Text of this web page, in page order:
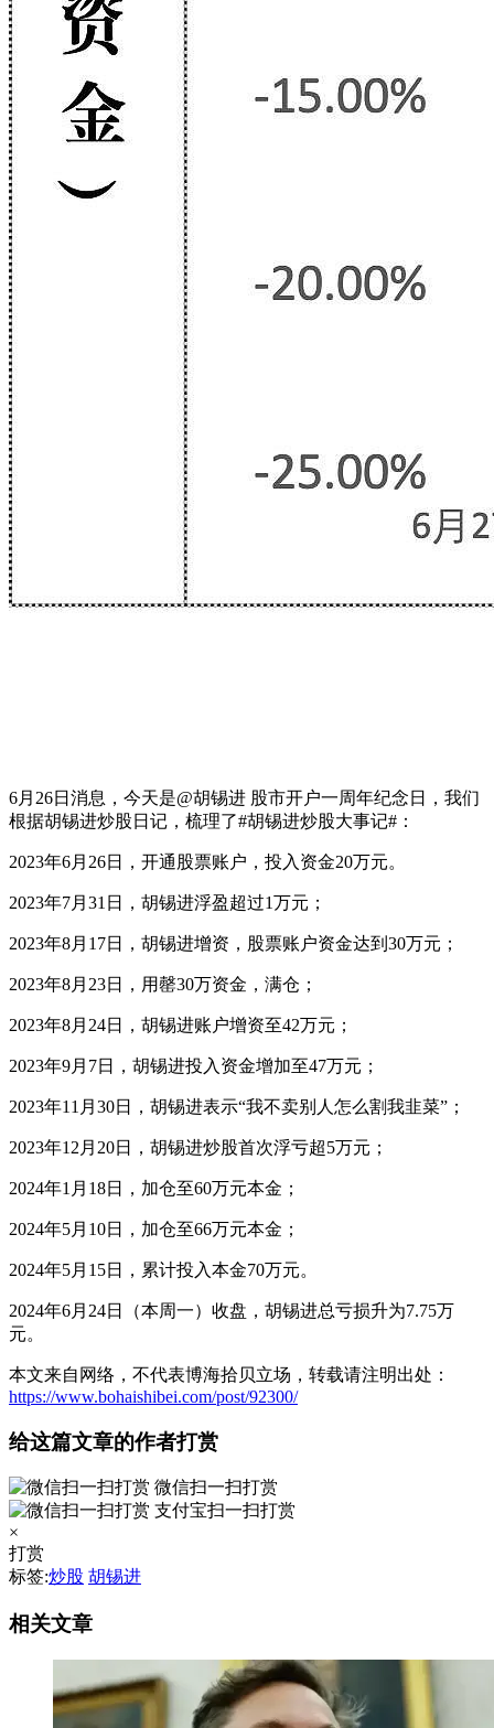
6月26日消息，今天是@胡锡进 股市开户一周年纪念日，我们
根据胡锡进炒股日记，梳理了#胡锡进炒股大事记#：
2023年6月26日，开通股票账户，投入资金20万元。
2023年7月31日，胡锡进浮盈超过1万元；
2023年8月17日，胡锡进增资，股票账户资金达到30万元；
2023年8月23日，用罄30万资金，满仓；
2023年8月24日，胡锡进账户增资至42万元；
2023年9月7日，胡锡进投入资金增加至47万元；
2023年11月30日，胡锡进表示“我不卖别人怎么割我韭菜”；
2023年12月20日，胡锡进炒股首次浮亏超5万元；
2024年1月18日，加仓至60万元本金；
2024年5月10日，加仓至66万元本金；
2024年5月15日，累计投入本金70万元。
2024年6月24日（本周一）收盘，胡锡进总亏损升为7.75万
元。
本文来自网络，不代表博海拾贝立场，转载请注明出处：
https://www.bohaishibei.com/post/92300/
给这篇文章的作者打赏
微信扫一扫打赏
支付宝扫一扫打赏
×
打赏
标签:炒股 胡锡进
相关文章